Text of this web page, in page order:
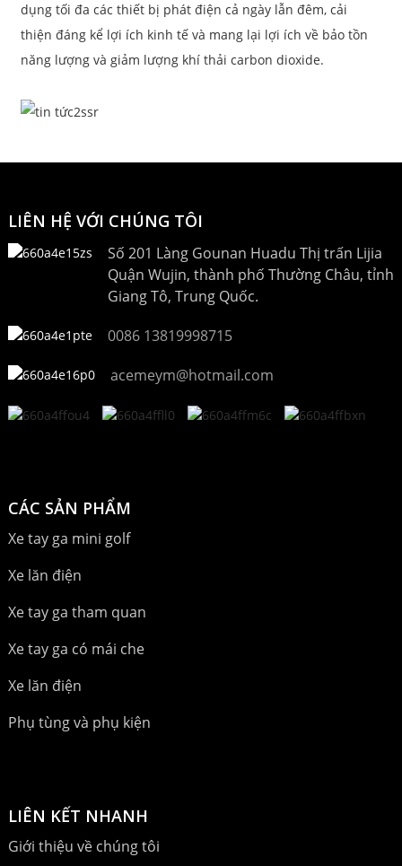
dụng tối đa các thiết bị phát điện cả ngày lẫn đêm, cải
thiện đáng kể lợi ích kinh tế và mang lại lợi ích về bảo tồn
năng lượng và giảm lượng khí thải carbon dioxide.
LIÊN HỆ VỚI CHÚNG TÔI
Số 201 Làng Gounan Huadu Thị trấn Lijia
Quận Wujin, thành phố Thường Châu, tỉnh
Giang Tô, Trung Quốc.
0086 13819998715
acemeym@hotmail.com
CÁC SẢN PHẨM
Xe tay ga mini golf
Xe lăn điện
Xe tay ga tham quan
Xe tay ga có mái che
Xe lăn điện
Phụ tùng và phụ kiện
LIÊN KẾT NHANH
Giới thiệu về chúng tôi